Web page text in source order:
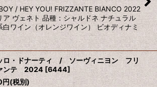
/ HEY YOU! FRIZZANTE BIANCO 2022
ア ヴェネト 品種：シャルドネ ナチュラル
白ワイン（オレンジワイン） ビオディナミ
ロ・ドナーティ / ソーヴィニヨン フリ
ンテ 2024 [6444]
円(税別)